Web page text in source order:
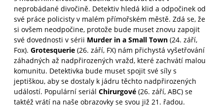
neprobádané divočině. Detektiv hledá klid a odpočinek od
své práce policisty v malém přímořském městě. Zdá se, že
si ovšem neodpočine, protože bude muset znovu zapojit
své dovednosti v sérii Murder in a Small Town (24. září,
Fox). Grotesquerie (26. září, FX) nám přichystá vyšetřování
záhadných až nadpřirozených vražd, které zachvátí malou
komunitu. Detektivka bude muset spojit své síly s
jeptiškou, aby se dostaly k jádru těchto nadpřirozených
událostí. Populární seriál Chirurgové (26. září, ABC) se
taktéž vrátí na naše obrazovky se svou již 21. řadou.